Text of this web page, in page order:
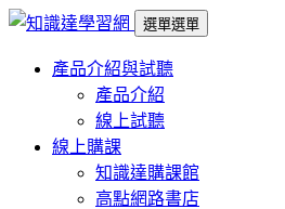
選單選單
產品介紹與試聽
產品介紹
線上試聽
線上購課
知識達購課館
高點網路書店